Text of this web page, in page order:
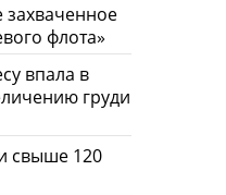
флота»
впала в
груди
свыше 120